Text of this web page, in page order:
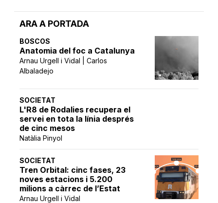
ARA A PORTADA
BOSCOS
Anatomia del foc a Catalunya
Arnau Urgell i Vidal | Carlos
Albaladejo
SOCIETAT
L'R8 de Rodalies recupera el
servei en tota la línia després
de cinc mesos
Natàlia Pinyol
SOCIETAT
Tren Orbital: cinc fases, 23
noves estacions i 5.200
milions a càrrec de l’Estat
Arnau Urgell i Vidal